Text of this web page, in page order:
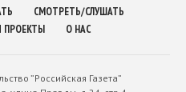
СМОТРЕТЬ/СЛУШАТЬ
ПРОЕКТЫ О НАС
”Российская Газета”